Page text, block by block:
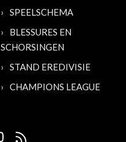
SPEELSCHEMA
BLESSURES EN
SCHORSINGEN
STAND EREDIVISIE
CHAMPIONS LEAGUE